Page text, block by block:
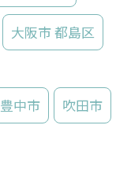
大阪市 都島区
豊中市 吹田市